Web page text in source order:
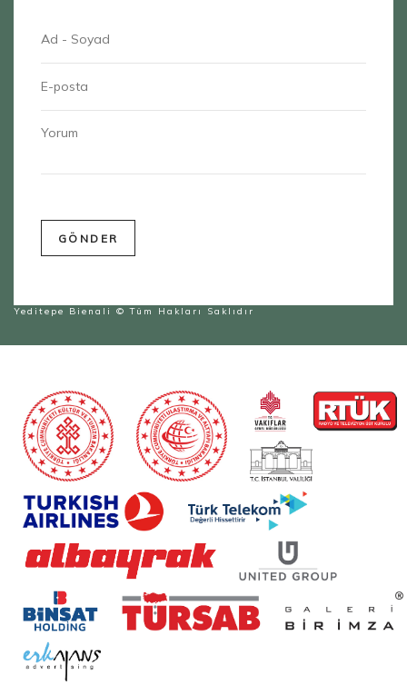
Yeditepe Bienali © Tüm Hakları Saklıdır